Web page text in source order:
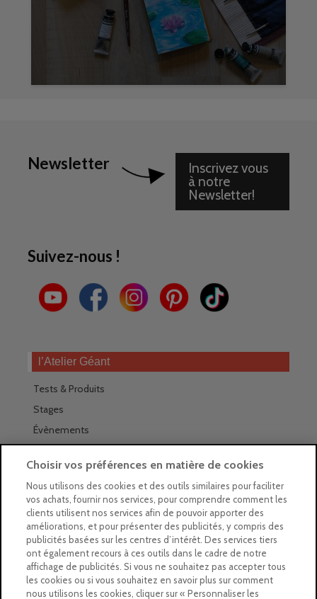
Newsletter
Inscrivez vous
à notre
Newsletter!
Suivez-nous !
l’Atelier Géant
Tests & Produits
Stages
Évènements
Trouver nos magasins
La newsletter des magasins
Feuilleter le Guide
Gratuit : intégrer le Guide
Marques Beaux-Arts
Choisir vos préférences en matière de cookies
Nous utilisons des cookies et des outils similaires pour faciliter
vos achats, fournir nos services, pour comprendre comment les
clients utilisent nos services afin de pouvoir apporter des
améliorations, et pour présenter des publicités, y compris des
publicités basées sur les centres d’intérêt. Des services tiers
ont également recours à ces outils dans le cadre de notre
affichage de publicités. Si vous ne souhaitez pas accepter tous
les cookies ou si vous souhaitez en savoir plus sur comment
nous utilisons les cookies, cliquer sur « Personnaliser les